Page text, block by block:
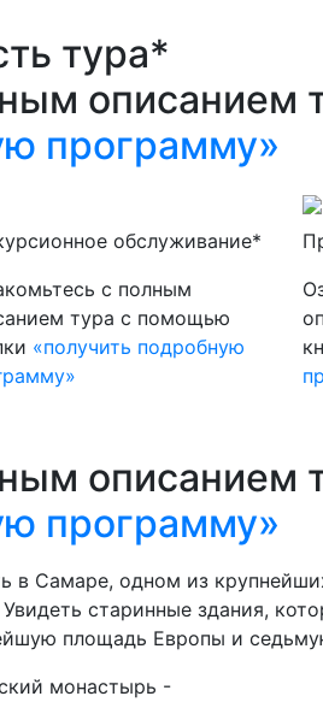
тура*
описанием
программу»
обслуживание*
с полным
тура с помощью
«получить подробную
описанием
программу»
в Самаре, одном из
старинные здания,
площадь Европы и
монастырь -